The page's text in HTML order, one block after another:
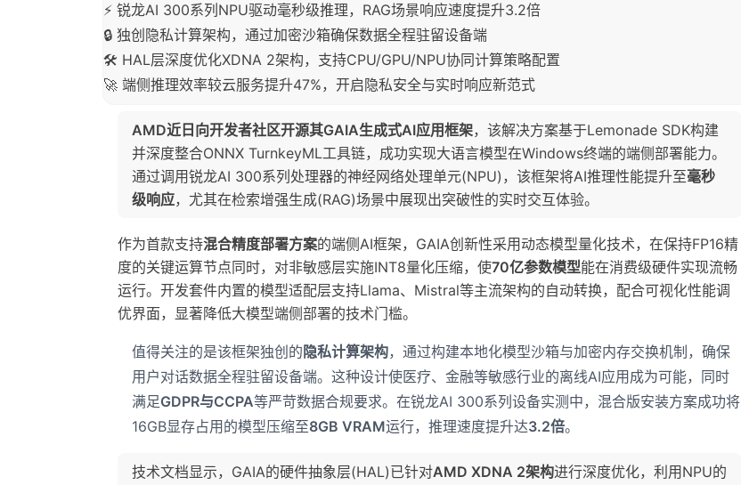
⚡ 锐龙AI 300系列NPU驱动毫秒级推理，RAG场景响应速度提升3.2倍
🔒 独创隐私计算架构，通过加密沙箱确保数据全程驻留设备端
🛠️ HAL层深度优化XDNA 2架构，支持CPU/GPU/NPU协同计算策略配置
🚀 端侧推理效率较云服务提升47%，开启隐私安全与实时响应新范式
AMD近日向开发者社区开源其GAIA生成式AI应用框架，该解决方案基于Lemonade SDK构建
并深度整合ONNX TurnkeyML工具链，成功实现大语言模型在Windows终端的端侧部署能力。
通过调用锐龙AI 300系列处理器的神经网络处理单元(NPU)，该框架将AI推理性能提升至毫秒
级响应，尤其在检索增强生成(RAG)场景中展现出突破性的实时交互体验。
作为首款支持混合精度部署方案的端侧AI框架，GAIA创新性采用动态模型量化技术，在保持FP16精
度的关键运算节点同时，对非敏感层实施INT8量化压缩，使70亿参数模型能在消费级硬件实现流畅
运行。开发套件内置的模型适配层支持Llama、Mistral等主流架构的自动转换，配合可视化性能调
优界面，显著降低大模型端侧部署的技术门槛。
值得关注的是该框架独创的 隐私计算架构，通过构建本地化模型沙箱与加密内存交换机制，确保
用户对话数据全程驻留设备端。这种设计使医疗、金融等敏感行业的离线AI应用成为可能，同时
满足GDPR与CCPA等严苛数据合规要求。在锐龙AI 300系列设备实测中，混合版安装方案成功将
16GB显存占用的模型压缩至8GB VRAM运行，推理速度提升达3.2倍。
技术文档显示，GAIA的硬件抽象层(HAL)已针对AMD XDNA 2架构进行深度优化，利用NPU的